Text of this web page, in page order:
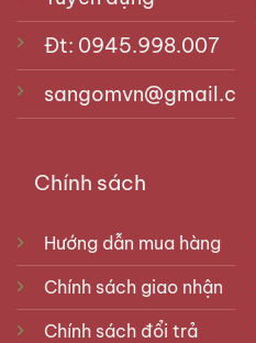
Đt: 0945.998.007
sangomvn@gmail.com
Chính sách
Hướng dẫn mua hàng
Chính sách giao nhận
Chính sách đổi trả